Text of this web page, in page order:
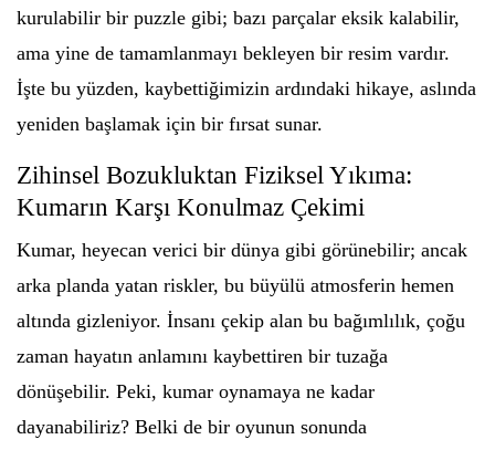
kurulabilir bir puzzle gibi; bazı parçalar eksik kalabilir,
ama yine de tamamlanmayı bekleyen bir resim vardır.
İşte bu yüzden, kaybettiğimizin ardındaki hikaye, aslında
yeniden başlamak için bir fırsat sunar.
Zihinsel Bozukluktan Fiziksel Yıkıma:
Kumarın Karşı Konulmaz Çekimi
Kumar, heyecan verici bir dünya gibi görünebilir; ancak
arka planda yatan riskler, bu büyülü atmosferin hemen
altında gizleniyor. İnsanı çekip alan bu bağımlılık, çoğu
zaman hayatın anlamını kaybettiren bir tuzağa
dönüşebilir. Peki, kumar oynamaya ne kadar
dayanabiliriz? Belki de bir oyunun sonunda